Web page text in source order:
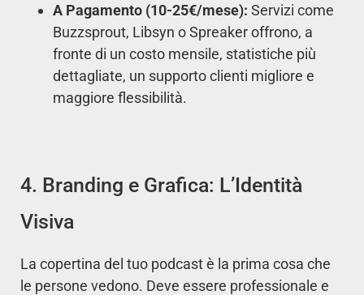
A Pagamento (10-25€/mese): Servizi come
Buzzsprout, Libsyn o Spreaker offrono, a
fronte di un costo mensile, statistiche più
dettagliate, un supporto clienti migliore e
maggiore flessibilità.
4. Branding e Grafica: L’Identità
Visiva
La copertina del tuo podcast è la prima cosa che
le persone vedono. Deve essere professionale e